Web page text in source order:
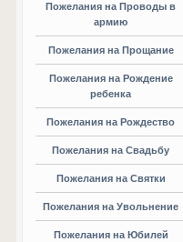
Пожелания на Проводы в
армию
Пожелания на Прощание
Пожелания на Рождение
ребенка
Пожелания на Рождество
Пожелания на Свадьбу
Пожелания на Святки
Пожелания на Увольнение
Пожелания на Юбилей